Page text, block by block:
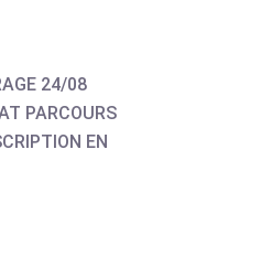
24/08
PARCOURS
EN